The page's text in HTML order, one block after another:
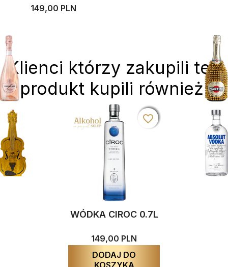
149,00 PLN
Klienci którzy zakupili ten
produkt kupili również:
WÓDKA CIROC 0.7L
149,00 PLN
DODAJ DO
KOSZYKA
favorite_border
favorite_border
favorite_border
favorite_border